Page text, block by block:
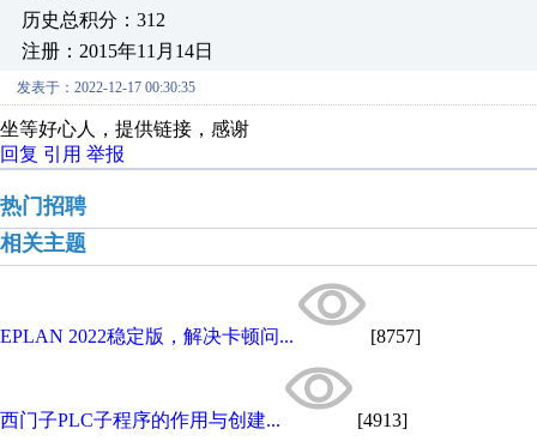
历史总积分：312
注册：2015年11月14日
发表于：2022-12-17 00:30:35
坐等好心人，提供链接，感谢
回复 引用 举报
热门招聘
相关主题
EPLAN 2022稳定版，解决卡顿问... [8757]
西门子PLC子程序的作用与创建... [4913]